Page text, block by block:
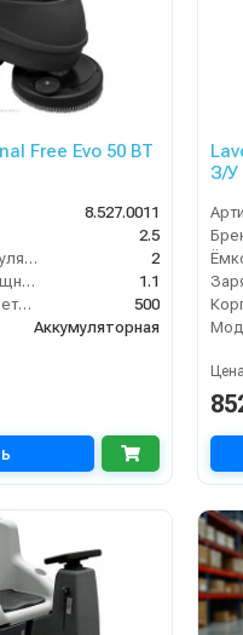
Free Evo 50 BT
8.527.0011
2.5
Количество аккумуляторов (шт)
2
Потребляемая мощность (кВт)
1.1
Рабочая ширина щеток (мм)
500
Аккумуляторная
З/У
Цена